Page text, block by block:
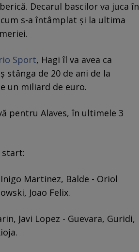
Decarul bascilor va juca în
s-a întâmplat și la ultima
Sport, Hagi îl va avea ca
stânga de 20 de ani de la
un miliard de euro.
pentru Alaves, în ultimele 3
start:
Martinez, Balde - Oriol
Joao Felix.
Javi Lopez - Guevara, Guridi,